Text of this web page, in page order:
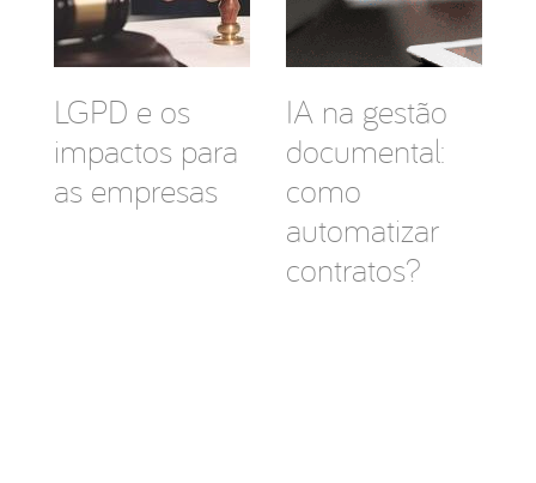
LGPD e os
impactos para
as empresas
IA na gestão
documental:
como
automatizar
contratos?